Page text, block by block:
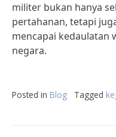
militer bukan hanya
pertahanan, tetapi
mencapai kedaulatan
negara.
Posted in Blog Tagged